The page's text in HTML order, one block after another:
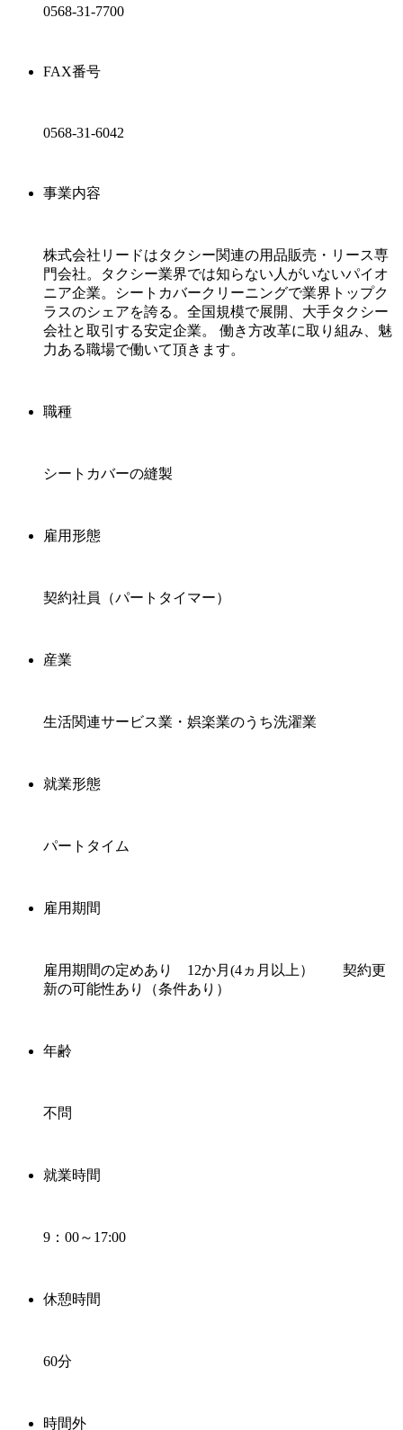
0568-31-7700
FAX番号
0568-31-6042
事業内容
株式会社リードはタクシー関連の用品販売・リース専
門会社。タクシー業界では知らない人がいないパイオ
ニア企業。シートカバークリーニングで業界トップク
ラスのシェアを誇る。全国規模で展開、大手タクシー
会社と取引する安定企業。 働き方改革に取り組み、魅
力ある職場で働いて頂きます。
職種
シートカバーの縫製
雇用形態
契約社員（パートタイマー）
産業
生活関連サービス業・娯楽業のうち洗濯業
就業形態
パートタイム
雇用期間
雇用期間の定めあり 12か月(4ヵ月以上） 契約更
新の可能性あり（条件あり）
年齢
不問
就業時間
9：00～17:00
休憩時間
60分
時間外